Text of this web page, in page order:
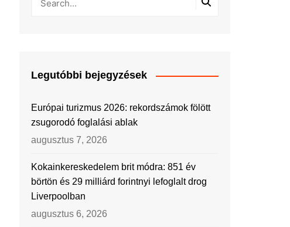
Legutóbbi bejegyzések
Európai turizmus 2026: rekordszámok fölött
zsugorodó foglalási ablak
augusztus 7, 2026
Kokainkereskedelem brit módra: 851 év
börtön és 29 milliárd forintnyi lefoglalt drog
Liverpoolban
augusztus 6, 2026